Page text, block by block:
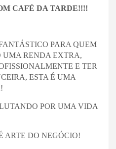
CAFÉ DA TARDE!!!!
PARA QUEM
UMA RENDA EXTRA,
E TER
ESTA É UMA
POR UMA VIDA
ARTE DO NEGÓCIO!